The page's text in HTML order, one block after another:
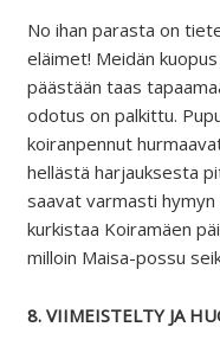
No ihan parasta on
eläimet! Meidän
päästään taas
odotus on palkittu.
koiranpennut
hellästä harjauksesta
saavat varmasti hymyn
kurkistaa Koiramäen
milloin Maisa-possu
8. VIIMEISTELTY JA